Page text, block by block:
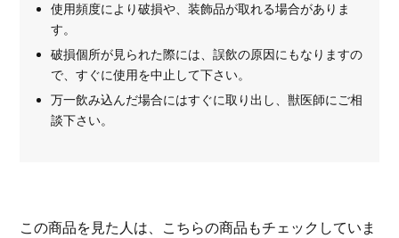
使用頻度により破損や、装飾品が取れる場合がありま
す。
破損個所が見られた際には、誤飲の原因にもなりますの
で、すぐに使用を中止して下さい。
万一飲み込んだ場合にはすぐに取り出し、獣医師にご相
談下さい。
この商品を見た人は、こちらの商品もチェックしていま